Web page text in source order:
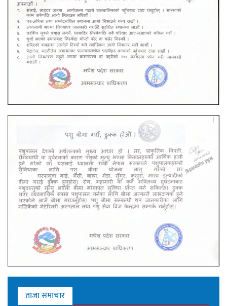
ताजा समाचार